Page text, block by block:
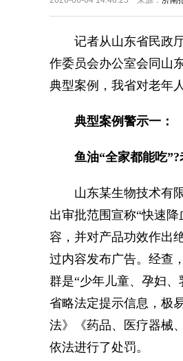
记者从山东省民政厅
作委员会办公室会同山
典型案例，我省对老年
典型案例警示一：
鱼油“全家都能吃”?
山东某生物技术有限
出审批范围宣称“快速
容，并对产品功效作出
过内容发布广告。经查
群是“少年儿童、孕妇
省略法定提示信息，极
法》《药品、医疗器械
依法进行了处罚。